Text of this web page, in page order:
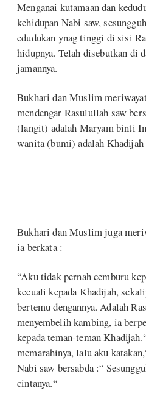
Menganai kutamaan dan
kehidupan Nabi saw,
edudukan ynag tinggi di sisi
hidupnya. Telah disebutkan di
jamannya.
Bukhari dan Muslim
mendengar Rasulullah saw
(langit) adalah Maryam binti
wanita (bumi) adalah
Bukhari dan Muslim juga
ia berkata :
“Aku tidak pernah cemburu
kecuali kepada Khadijah,
bertemu dengannya. Adalah
menyembelih kambing, ia
kepada teman-teman
memarahinya, lalu aku
Nabi saw bersabda :“
cintanya.“